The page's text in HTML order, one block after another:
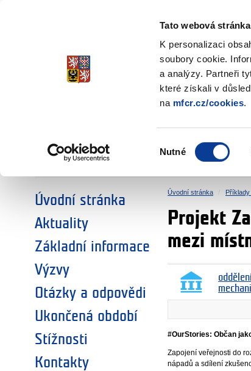
Tato webová
K personalizaci
soubory cookie.
a analýzy. Partneři
které získali v
na mfcr.cz/cookies.
souhlasu
Nutné
Fondy EHP
ZVOLTE SI OBLAST:
SOCIÁLNÍ DIALOG ŽIVOTNÍ PROSTŘEDÍ
Úvodní stránka
Aktuality
Základní informace
Výzvy
Otázky a odpovědi
Ukončená období
Stížnosti
Kontakty
Úvodní stránka
Projekt
mezi
#OurStories: Občan
Zapojení veřejnosti do
nápadů a sdílení